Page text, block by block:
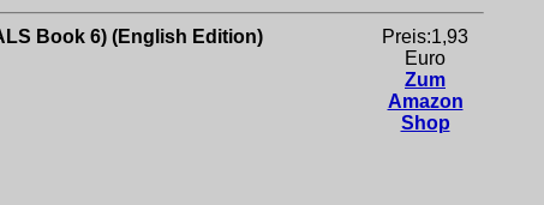
Book 6) (English Edition)
Preis:1,93
Euro
Zum
Amazon
Shop